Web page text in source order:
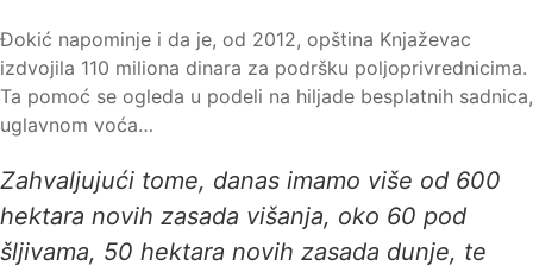
Đokić napominje i da je, od 2012, opština Knjaževac
izdvojila 110 miliona dinara za podršku poljoprivrednicima.
Ta pomoć se ogleda u podeli na hiljade besplatnih sadnica,
uglavnom voća…
Zahvaljujući tome, danas imamo više od 600
hektara novih zasada višanja, oko 60 pod
šljivama, 50 hektara novih zasada dunje, te